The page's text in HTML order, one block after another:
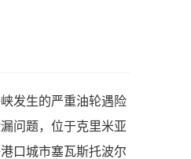
发生的严重油轮遇险
问题，位于克里米亚
口城市塞瓦斯托波尔